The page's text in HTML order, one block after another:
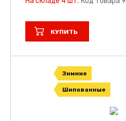
КУПИТЬ
Зимние
Шипованные